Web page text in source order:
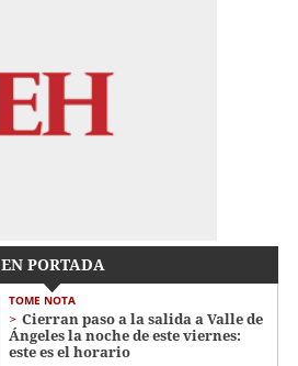
EN PORTADA
TOME NOTA
Cierran paso a la salida a Valle de
Ángeles la noche de este viernes:
este es el horario